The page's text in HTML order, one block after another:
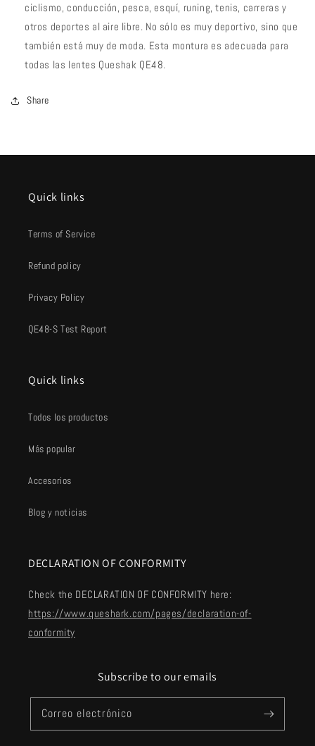
ciclismo, conducción, pesca, esquí, runing, tenis, carreras y
otros deportes al aire libre. No sólo es muy deportivo, sino que
también está muy de moda. Esta montura es adecuada para
todas las lentes Queshak QE48.
Share
Quick links
Terms of Service
Refund policy
Privacy Policy
QE48-S Test Report
Quick links
Todos los productos
Más popular
Accesorios
Blog y noticias
DECLARATION OF CONFORMITY
Check the DECLARATION OF CONFORMITY here:
https://www.queshark.com/pages/declaration-of-
conformity
Subscribe to our emails
Correo electrónico